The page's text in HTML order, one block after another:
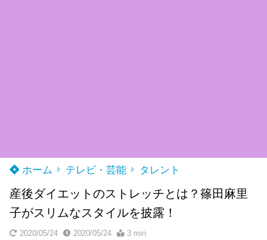
ホーム テレビ・芸能 タレント
産後ダイエットのストレッチとは？篠田麻里
子がスリムなスタイルを披露！
2020/05/24 2020/05/24 3 min